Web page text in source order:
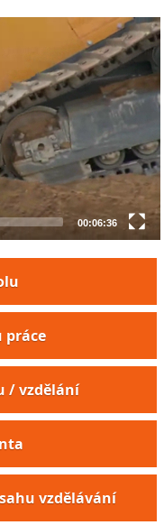
00:06:36
práce
/ vzdělání
vzdělávání